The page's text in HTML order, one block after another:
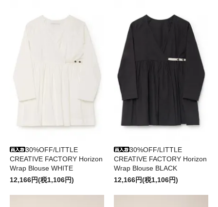
30%OFF/LITTLE
CREATIVE FACTORY Horizon
Wrap Blouse WHITE
12,166円(税1,106円)
30%OFF/LITTLE
CREATIVE FACTORY Horizon
Wrap Blouse BLACK
12,166円(税1,106円)